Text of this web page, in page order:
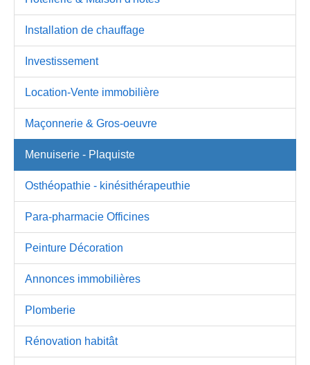
Installation de chauffage
Investissement
Location-Vente immobilière
Maçonnerie & Gros-oeuvre
Menuiserie - Plaquiste
Osthéopathie - kinésithérapeuthie
Para-pharmacie Officines
Peinture Décoration
Annonces immobilières
Plomberie
Rénovation habitât